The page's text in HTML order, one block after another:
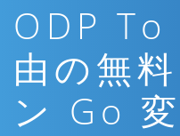
ODP To
由の無
ン Go